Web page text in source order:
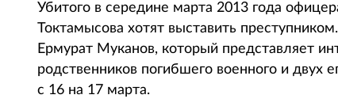
Убитого в середине марта 2013 года
Токтамысова хотят выставить
Ермурат Муканов, который представляет
родственников погибшего военного и двух
с 16 на 17 марта.